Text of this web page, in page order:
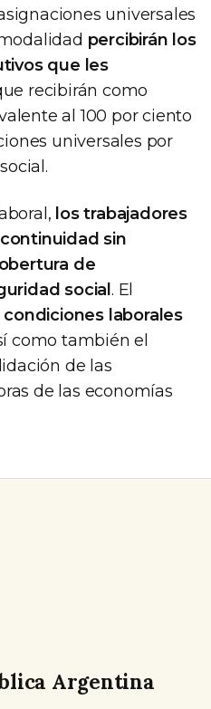
universales
percibirán los
que les
recibirán como
al 100 por ciento
universales por
los trabajadores
sin
de
social . El
condiciones laborales
como también el
de las
de las economías
Argentina